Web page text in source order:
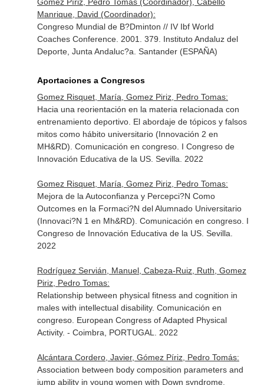
Manrique, David (Coordinador):
Congreso Mundial de B?Dminton // IV Ibf World
Coaches Conference. 2001. 379. Instituto Andaluz del
Deporte, Junta Andaluc?a. Santander (ESPAÑA)
Aportaciones a Congresos
Gomez Risquet, María, Gomez Piriz, Pedro Tomas:
Hacia una reorientación en la materia relacionada con
entrenamiento deportivo. El abordaje de tópicos y falsos
mitos como hábito universitario (Innovación 2 en
MH&RD). Comunicación en congreso. I Congreso de
Innovación Educativa de la US. Sevilla. 2022
Gomez Risquet, María, Gomez Piriz, Pedro Tomas:
Mejora de la Autoconfianza y Percepci?N Como
Outcomes en la Formaci?N del Alumnado Universitario
(Innovaci?N 1 en Mh&RD). Comunicación en congreso. I
Congreso de Innovación Educativa de la US. Sevilla.
2022
Rodríguez Servián, Manuel, Cabeza-Ruiz, Ruth, Gomez
Piriz, Pedro Tomas:
Relationship between physical fitness and cognition in
males with intellectual disability. Comunicación en
congreso. European Congress of Adapted Physical
Activity. - Coimbra, PORTUGAL. 2022
Alcántara Cordero, Javier, Gómez Píriz, Pedro Tomás:
Association between body composition parameters and
jump ability in young women with Down syndrome.